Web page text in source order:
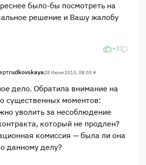
было-бы посмотреть на
решение и Вашу жалобу
+2
rudkovskaya28 Июня 2013, 08:03 #
дело. Обратила внимание на
существенных моментов:
уволить за несоблюдение
который не продлен?
комиссия — была ли она
данному делу?